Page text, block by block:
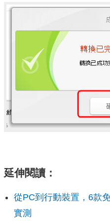
延伸閱讀：
從PC到行動裝置，6款
實測